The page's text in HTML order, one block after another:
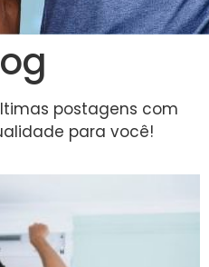
postagens com
para você!